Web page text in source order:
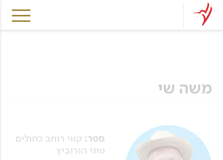
משה שי
ספר: קווי רוחב כחולים
טוני הורוביץ